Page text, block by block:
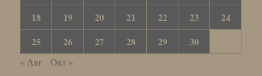
18
19 20 21 22 23
24
25
26 27 28 29 30
« Авг Окт »